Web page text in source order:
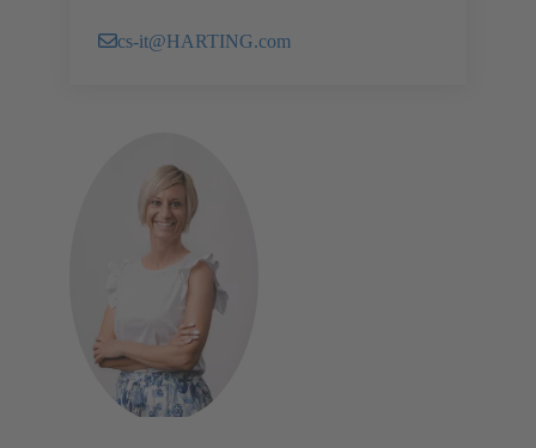
cs-it@HARTING.com